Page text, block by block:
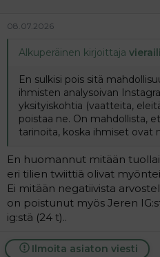
08.07.2026
Alkuperäinen kirjoittaja
En sulkisi pois sitä
ihmisten analysoivan
yksityiskohtia (vaatteita,
poistaa ne. On mahdollista,
tarinoita, koska ihmiset ovat
En huomannut mitään
eri tilien twiittiä olivat
Ei mitään negatiivista
on poistunut myös Jeren
ig:stä (24 t)..
Ilmoita asiaton viesti